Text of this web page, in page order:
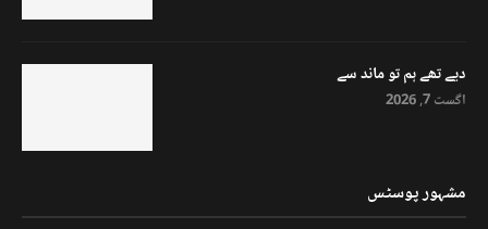
دیے تھے ہم تو ماند سے
اگست 7, 2026
مشہور پوسٹس